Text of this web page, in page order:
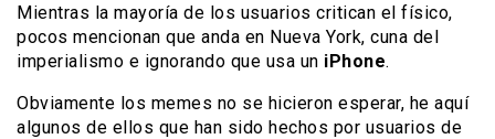
Mientras la mayoría de los usuarios critican el físico,
pocos mencionan que anda en Nueva York, cuna del
imperialismo e ignorando que usa un iPhone.
Obviamente los memes no se hicieron esperar, he aquí
algunos de ellos que han sido hechos por usuarios de